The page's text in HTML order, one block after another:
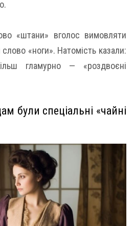
«штани» вголос вимовляти
«ноги». Натомість казали:
гламурно — «роздвоєні
були спеціальні «чайні